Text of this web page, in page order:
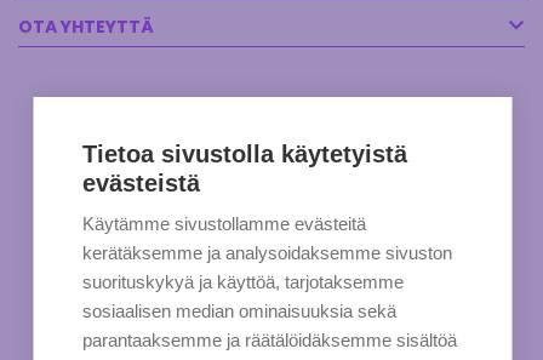
OTA YHTEYTTÄ
Tietoa sivustolla käytetyistä
evästeistä
Käytämme sivustollamme evästeitä
kerätäksemme ja analysoidaksemme sivuston
suorituskykyä ja käyttöä, tarjotaksemme
sosiaalisen median ominaisuuksia sekä
parantaaksemme ja räätälöidäksemme sisältöä